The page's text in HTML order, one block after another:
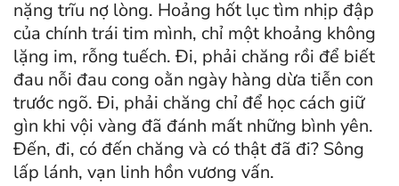
nặng trĩu nợ lòng. Hoảng hốt lục tìm nhịp đập
của chính trái tim mình, chỉ một khoảng không
lặng im, rỗng tuếch. Đi, phải chăng rồi để biết
đau nỗi đau cong oằn ngày hàng dừa tiễn con
trước ngõ. Đi, phải chăng chỉ để học cách giữ
gìn khi vội vàng đã đánh mất những bình yên.
Đến, đi, có đến chăng và có thật đã đi? Sông
lấp lánh, vạn linh hồn vương vấn.